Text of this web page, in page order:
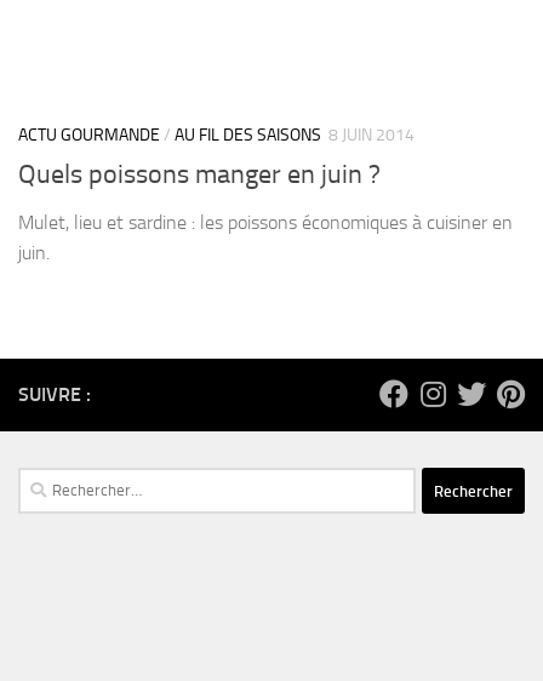
ACTU GOURMANDE / AU FIL DES SAISONS 8 JUIN 2014
Quels poissons manger en juin ?
Mulet, lieu et sardine : les poissons économiques à cuisiner en
juin.
SUIVRE :
Rechercher :